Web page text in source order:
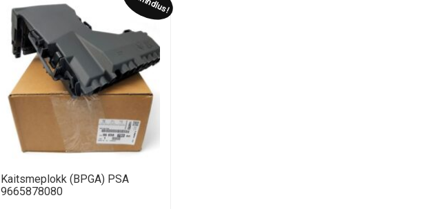
Kaitsmeplokk (BPGA) PSA
9665878080